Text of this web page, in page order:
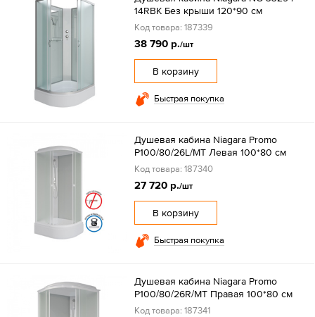
14RBK Без крыши 120*90 см
Код товара: 187339
38 790 р./шт
В корзину
Быстрая покупка
Душевая кабина Niagara Promo
P100/80/26L/MT Левая 100*80 см
Код товара: 187340
27 720 р./шт
В корзину
Быстрая покупка
Душевая кабина Niagara Promo
P100/80/26R/MT Правая 100*80 см
Код товара: 187341